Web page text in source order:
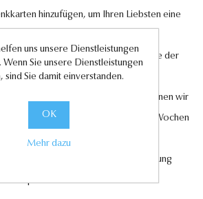
hinzufügen, um Ihren Liebsten eine
ist kostenlos, ebenso wie der
Umtauschs oder einer Retoure.
nicht auf Lager? Auf Anfrage können wir
Eine Lieferung innerhalb von 6-7 Wochen
Kundenservice gerne zur Verfügung
diamonds.de.
uns unsere Dienstleistungen
Wenn Sie unsere Dienstleistungen
sind Sie damit einverstanden.
OK
Mehr dazu